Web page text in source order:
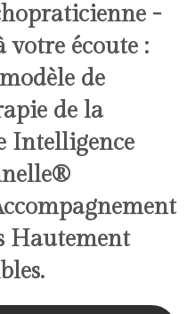
-
votre écoute :
de
de la
Intelligence
®
Hautement
.